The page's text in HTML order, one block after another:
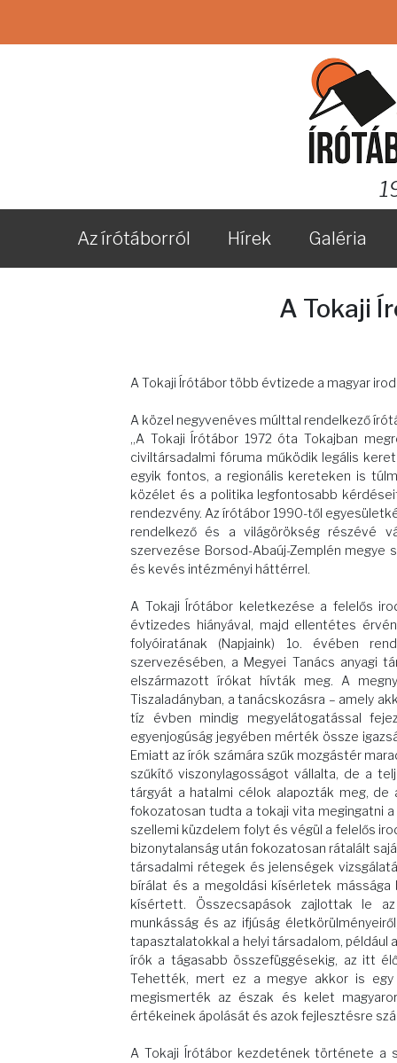
Az írótáborról Hírek Galéria
A Tokaji
A Tokaji Írótábor több évtizede a magyar
A közel negyvenéves múlttal rendelkező
„A Tokaji Írótábor 1972 óta Tokajban
civiltársadalmi fóruma működik legális
egyik fontos, a regionális kereteken is
közélet és a politika legfontosabb
rendezvény. Az írótábor 1990-től
rendelkező és a világörökség részévé
szervezése Borsod-Abaúj-Zemplén megye
és kevés intézményi háttérrel.
A Tokaji Írótábor keletkezése a felelős
évtizedes hiányával, majd ellentétes
folyóiratának (Napjaink) 1o. évében
szervezésében, a Megyei Tanács anyagi
elszármazott írókat hívták meg. A
Tiszaladányban, a tanácskozásra – amely
tíz évben mindig megyelátogatással
egyenjogúság jegyében mérték össze
Emiatt az írók számára szűk mozgástér
szűkítő viszonylagosságot vállalta, de a
tárgyát a hatalmi célok alapozták meg, de
fokozatosan tudta a tokaji vita megingatni
szellemi küzdelem folyt és végül a felelős
bizonytalanság után fokozatosan rátalált
társadalmi rétegek és jelenségek
bírálat és a megoldási kísérletek
kísértett. Összecsapások zajlottak le
munkásság és az ifjúság
tapasztalatokkal a helyi társadalom,
írók a tágasabb összefüggésekig, az itt
Tehették, mert ez a megye akkor is
megismerték az észak és kelet
értékeinek ápolását és azok fejlesztésre
A Tokaji Írótábor kezdetének története a